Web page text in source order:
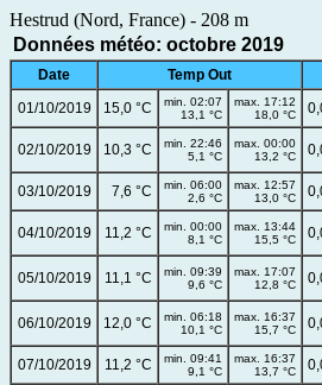
Hestrud (Nord, France) - 208 m
Données météo: octobre 2019
Date Temp Out
01/10/2019
15,0 °C
min. 02:07
13,1 °C
max. 17:12
18,0 °C
02/10/2019 10,3 °C
min. 22:46
5,1 °C
max. 00:00
13,2 °C
03/10/2019 7,6 °C
min. 06:00
2,6 °C
max. 12:57
13,0 °C
04/10/2019 11,2 °C
min. 00:00
8,1 °C
max. 13:44
15,5 °C
05/10/2019 11,1 °C
min. 09:39
9,6 °C
max. 17:07
12,8 °C
06/10/2019 12,0 °C
min. 06:18
10,1 °C
max. 16:37
15,7 °C
07/10/2019 11,2 °C
min. 09:41
9,1 °C
max. 16:37
13,7 °C